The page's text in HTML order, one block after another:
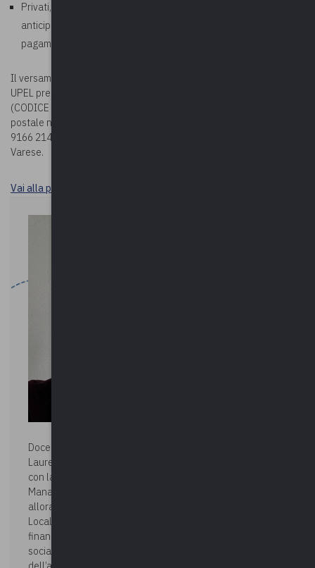
Privati, aziende, studi professionali: richiesto pagamento
anticipato. In fase di iscrizione corso, allegare la ricevuta di
pagamento.
Il versamento della quota potrà essere effettuato sul c/c bancario
UPEL presso BPER BANCA – Via Vittorio Veneto 2 – Varese
(CODICE IBAN: IT78G0538710804000042439240) oppure sul c/c
postale n. 19166214 (CODICE IBAN: IT63 U076 0110 8000 0001
9166 214), entrambi intestati a Upel – Via Como n. 40 – 21100
Varese.
Vai alla pagina Durc e tracciabilità
Docente:
Laureato in Grammatica Italiana, ha iniziato a collaborare
con la PA nel 2013 dopo aver ottenuto l’incarico di
Manager del Distretto Urbano del Commercio di Como. Da
allora svolge attività di consulenza dedicata agli Enti
Locali e al Terzo settore per l’adesione a Bandi di
finanziamento e lo sviluppo di progetti in ambito culturale,
sociale e turistico oltre che in generale a sostegno